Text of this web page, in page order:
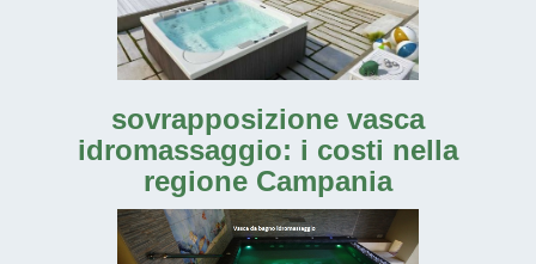
sovrapposizione vasca
idromassaggio: i costi nella
regione Campania